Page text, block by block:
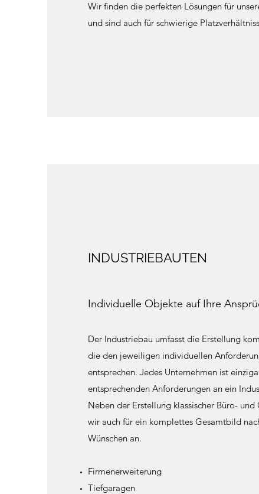
Wir finden die perfekten Lösungen für
und sind auch für schwierige
INDUSTRIEBAUTEN
Individuelle Objekte auf Ihre
Der Industriebau umfasst die Erstellung
die den jeweiligen individuellen
entsprechen. Jedes Unternehmen ist
entsprechenden Anforderungen an ein
Neben der Erstellung klassischer Büro-
wir auch für ein komplettes Gesamtbild
Wünschen an.
Firmenerweiterung
Tiefgaragen